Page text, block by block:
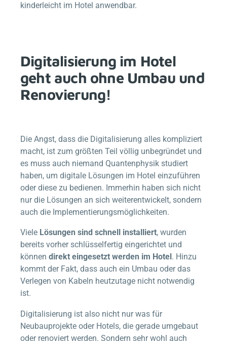
kinderleicht im Hotel anwendbar.
Digitalisierung im Hotel
geht auch ohne Umbau und
Renovierung!
Die Angst, dass die Digitalisierung alles kompliziert
macht, ist zum größten Teil völlig unbegründet und
es muss auch niemand Quantenphysik studiert
haben, um digitale Lösungen im Hotel einzuführen
oder diese zu bedienen. Immerhin haben sich nicht
nur die Lösungen an sich weiterentwickelt, sondern
auch die Implementierungsmöglichkeiten.
Viele Lösungen sind schnell installiert, wurden
bereits vorher schlüsselfertig eingerichtet und
können direkt eingesetzt werden im Hotel . Hinzu
kommt der Fakt, dass auch ein Umbau oder das
Verlegen von Kabeln heutzutage nicht notwendig
ist.
Digitalisierung ist also nicht nur was für
Neubauprojekte oder Hotels, die gerade umgebaut
oder renoviert werden. Sondern sehr wohl auch